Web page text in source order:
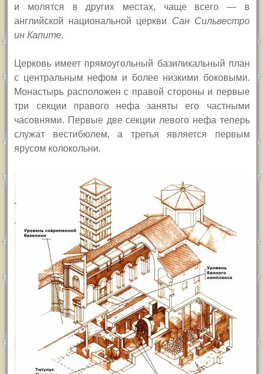
и молятся в других местах, чаще всего — в
английской национальной церкви Сан Сильвестро
ин Капите.
Церковь имеет прямоугольный базиликальный план
с центральным нефом и более низкими боковыми.
Монастырь расположен с правой стороны и первые
три секции правого нефа заняты его частными
часовнями. Первые две секции левого нефа теперь
служат вестибюлем, а третья является первым
ярусом колокольни.